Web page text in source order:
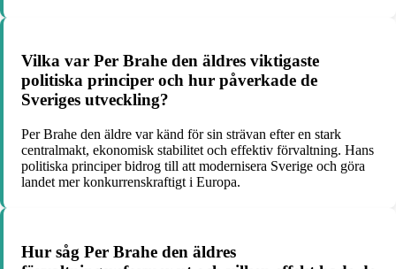
Vilka var Per Brahe den äldres viktigaste
politiska principer och hur påverkade de
Sveriges utveckling?
Per Brahe den äldre var känd för sin strävan efter en stark
centralmakt, ekonomisk stabilitet och effektiv förvaltning. Hans
politiska principer bidrog till att modernisera Sverige och göra
landet mer konkurrenskraftigt i Europa.
Hur såg Per Brahe den äldres